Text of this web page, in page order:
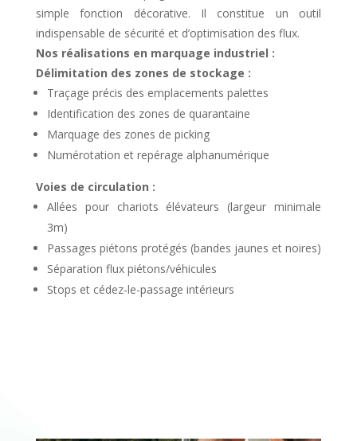
simple fonction décorative. Il constitue un outil
indispensable de sécurité et d’optimisation des flux.
Nos réalisations en marquage industriel :
Délimitation des zones de stockage :
Traçage précis des emplacements palettes
Identification des zones de quarantaine
Marquage des zones de picking
Numérotation et repérage alphanumérique
Voies de circulation :
Allées pour chariots élévateurs (largeur minimale
3m)
Passages piétons protégés (bandes jaunes et noires)
Séparation flux piétons/véhicules
Stops et cédez-le-passage intérieurs